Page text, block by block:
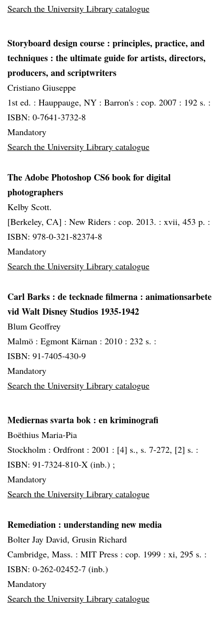
Search the University Library catalogue
Storyboard design course : principles, practice, and
techniques : the ultimate guide for artists, directors,
producers, and scriptwriters
Cristiano Giuseppe
1st ed. : Hauppauge, NY : Barron's : cop. 2007 : 192 s. :
ISBN: 0-7641-3732-8
Mandatory
Search the University Library catalogue
The Adobe Photoshop CS6 book for digital
photographers
Kelby Scott.
[Berkeley, CA] : New Riders : cop. 2013. : xvii, 453 p. :
ISBN: 978-0-321-82374-8
Mandatory
Search the University Library catalogue
Carl Barks : de tecknade filmerna : animationsarbete
vid Walt Disney Studios 1935-1942
Blum Geoffrey
Malmö : Egmont Kärnan : 2010 : 232 s. :
ISBN: 91-7405-430-9
Mandatory
Search the University Library catalogue
Mediernas svarta bok : en kriminografi
Boëthius Maria-Pia
Stockholm : Ordfront : 2001 : [4] s., s. 7-272, [2] s. :
ISBN: 91-7324-810-X (inb.) ;
Mandatory
Search the University Library catalogue
Remediation : understanding new media
Bolter Jay David, Grusin Richard
Cambridge, Mass. : MIT Press : cop. 1999 : xi, 295 s. :
ISBN: 0-262-02452-7 (inb.)
Mandatory
Search the University Library catalogue